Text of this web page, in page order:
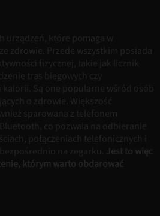
urządzeń, które pomaga w
zdrowie. Przede wszystkim posiada
fizycznej, takie jak licznik
tras biegowych czy
Są one popularne wśród osób
o zdrowie. Większość
sparowana z telefonem
co pozwala na odbieranie
połączeniach telefonicznych i
na zegarku. Jest to więc
którym warto obdarować